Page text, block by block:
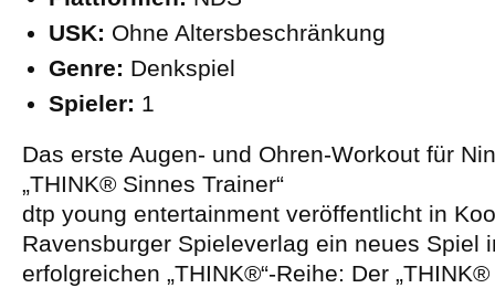
USK: Ohne Altersbeschränkung
Genre: Denkspiel
Spieler: 1
Das erste Augen- und Ohren-Workout für
„THINK® Sinnes Trainer“
dtp young entertainment veröffentlicht in
Ravensburger Spieleverlag ein neues Spiel
erfolgreichen „THINK®“-Reihe: Der